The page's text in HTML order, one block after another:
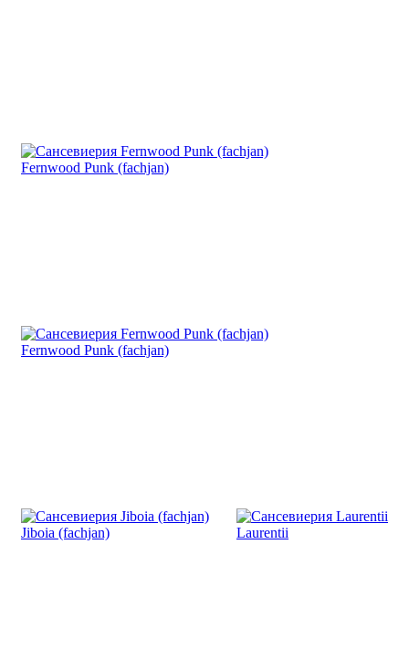
Fernwood Punk (fachjan)
Fernwood Punk (fachjan)
Jiboia (fachjan) Laurentii